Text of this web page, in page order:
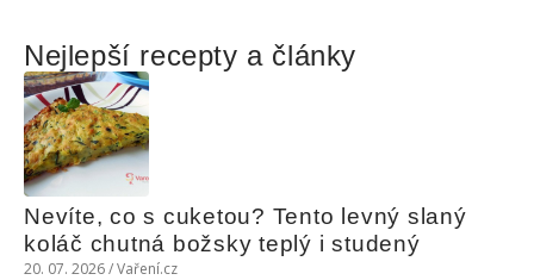
Nejlepší recepty a články
Nevíte, co s cuketou? Tento levný slaný
koláč chutná božsky teplý i studený
20. 07. 2026 / Vaření.cz